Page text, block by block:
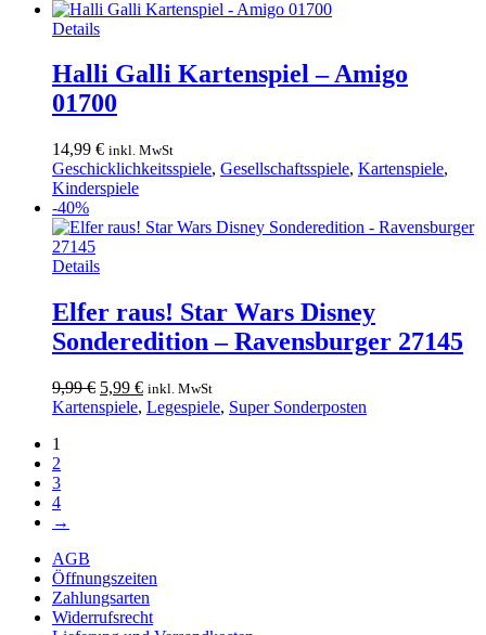
Details
Halli Galli Kartenspiel – Amigo
01700
14,99 € inkl. MwSt
Geschicklichkeitsspiele, Gesellschaftsspiele, Kartenspiele,
Kinderspiele
-40%
Details
Elfer raus! Star Wars Disney
Sonderedition – Ravensburger 27145
9,99€ Ursprünglicher
Preis
5,99 €Aktueller
Preis
inkl. MwSt
Kartenspiele, Legespiele, Super Sonderposten
1
2
3
4
→
AGB
Öffnungszeiten
Zahlungsarten
Widerrufsrecht